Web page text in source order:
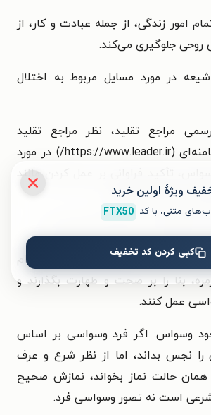
امور زندگی، از جمله عبادت و کار، از
جلوگیری می‌کند.
در مورد مسایل مربوط به اختلال
رسمی مراجع تقلید، نظر مراجع تقلید
همچون آیت‌الله خامنه‌ای (https://www.leader.ir/) در مورد
تأکید فراوانی بر عمل کردن مانند
به وسوسه‌ها دارند.
از فتاوی در این زمینه چنین است:
سالم: افراد وسواسی باید در انجام
بنا را بر صحت و طهارت بگذارند و
عمل کنند.
وسواس: اگر فرد وسواسی بر اساس
نجس بداند، اما از نظر شرع و عرف
حالت نماز بخواند، نمازش صحیح
است نه تصور وسواسی فرد.
متنی، با کد FTX50
کپی کردن کد تخفیف